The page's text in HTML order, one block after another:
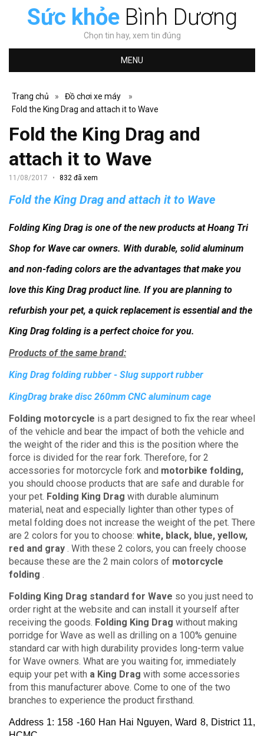
Sức khỏeBình Dương
Chọn tin hay, xem tin đúng
MENU
Trang chủ » Đồ chơi xe máy
»
Fold the King Drag and attach it to Wave
Fold the King Drag and
attach it to Wave
11/08/2017 832 đã xem
Fold the King Drag and attach it to Wave
Folding King Drag is one of the new products at Hoang Tri
Shop for Wave car owners. With durable, solid aluminum
and non-fading colors are the advantages that make you
love this King Drag product line. If you are planning to
refurbish your pet, a quick replacement is essential and the
King Drag folding is a perfect choice for you.
Products of the same brand:
King Drag folding rubber - Slug support rubber
KingDrag brake disc 260mm CNC aluminum cage
Folding motorcycle is a part designed to fix the rear wheel
of the vehicle and bear the impact of both the vehicle and
the weight of the rider and this is the position where the
force is divided for the rear fork. Therefore, for 2
accessories for motorcycle fork and motorbike folding,
you should choose products that are safe and durable for
your pet. Folding King Drag with durable aluminum
material, neat and especially lighter than other types of
metal folding does not increase the weight of the pet. There
are 2 colors for you to choose: white, black, blue, yellow,
red and gray . With these 2 colors, you can freely choose
because these are the 2 main colors of motorcycle
folding .
Folding King Drag standard for Wave so you just need to
order right at the website and can install it yourself after
receiving the goods. Folding King Drag without making
porridge for Wave as well as drilling on a 100% genuine
standard car with high durability provides long-term value
for Wave owners. What are you waiting for, immediately
equip your pet with a King Drag with some accessories
from this manufacturer above. Come to one of the two
branches to experience the product firsthand.
Address 1: 158 -160 Han Hai Nguyen, Ward 8, District 11,